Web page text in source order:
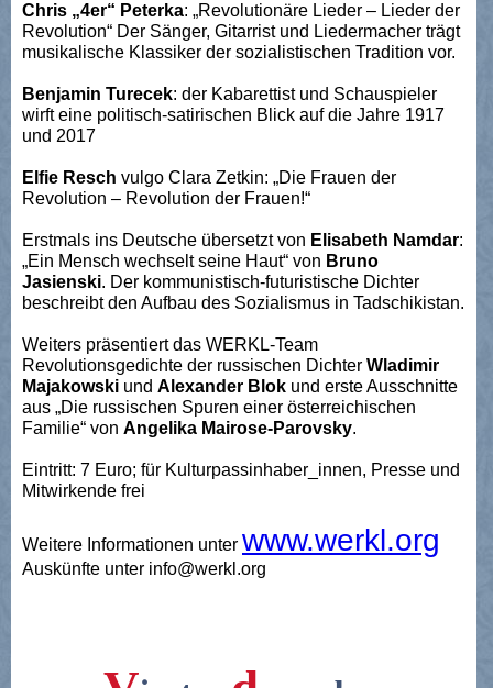
Chris „4er“ Peterka: „Revolutionäre Lieder – Lieder der
Revolution“ Der Sänger, Gitarrist und Liedermacher trägt
musikalische Klassiker der sozialistischen Tradition vor.
Benjamin Turecek: der Kabarettist und Schauspieler
wirft eine politisch-satirischen Blick auf die Jahre 1917
und 2017
Elfie Resch vulgo Clara Zetkin: „Die Frauen der
Revolution – Revolution der Frauen!“
Erstmals ins Deutsche übersetzt von Elisabeth Namdar:
„Ein Mensch wechselt seine Haut“ von Bruno
Jasienski. Der kommunistisch-futuristische Dichter
beschreibt den Aufbau des Sozialismus in Tadschikistan.
Weiters präsentiert das WERKL-Team
Revolutionsgedichte der russischen Dichter Wladimir
Majakowski und Alexander Blok und erste Ausschnitte
aus „Die russischen Spuren einer österreichischen
Familie“ von Angelika Mairose-Parovsky.
Eintritt: 7 Euro; für Kulturpassinhaber_innen, Presse und
Mitwirkende frei
Weitere Informationen unter www.werkl.org
Auskünfte unter info@werkl.org